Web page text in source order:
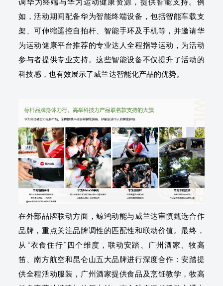
如，活动期间配备华为智能终端设备，包括智能车载支
架、可伸缩遥控自拍杆、智能手环及手机等，并邀请华
为运动健康平台推荐的专业达人全程指导运动，为活动
参与者提供专业支持。这些智能设备不仅提升了活动的
科技感，也有效展示了威兰达智能化产品的优势。
在外部品牌联动方面，鲸鸿动能与威兰达审慎甄选合作
品牌，重点关注品牌调性的匹配性和联动价值。最终，
从“衣食住行”四个维度，联动安踏、广州酒家、牧高
笛、南方航空和昆仑山五大品牌进行深度合作：安踏提
供全程活动服装，广州酒家提供食品及烹饪教学，牧高